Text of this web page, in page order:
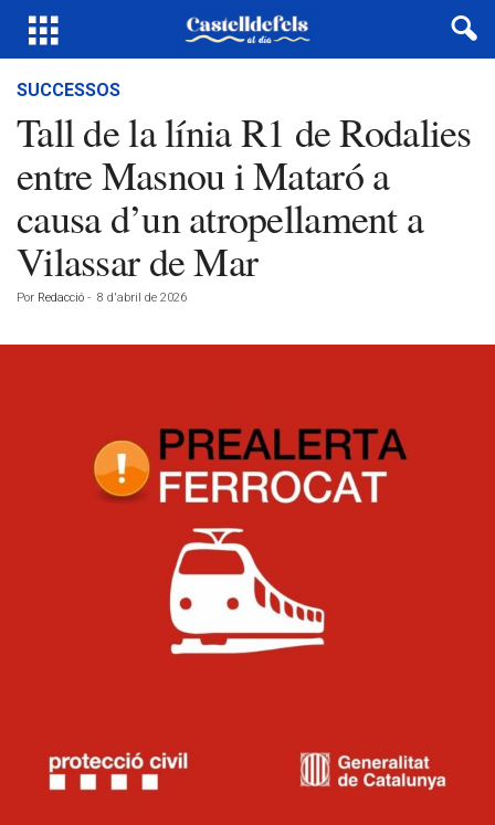
SUCCESSOS
Tall de la línia R1 de Rodalies
entre Masnou i Mataró a
causa d’un atropellament a
Vilassar de Mar
Por Redacció - 8 d'abril de 2026